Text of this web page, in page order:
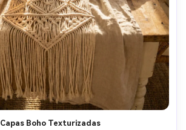
Capas Boho Texturizadas